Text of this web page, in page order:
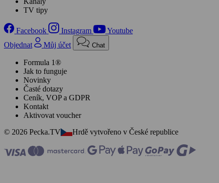
TV tipy
Facebook Instagram
Youtube
Objednat
Můj účet Chat
Formula 1®
Jak to funguje
Novinky
Časté dotazy
Ceník, VOP a GDPR
Kontakt
Aktivovat voucher
© 2026 Pecka.TV
Hrdě vytvořeno v České republice